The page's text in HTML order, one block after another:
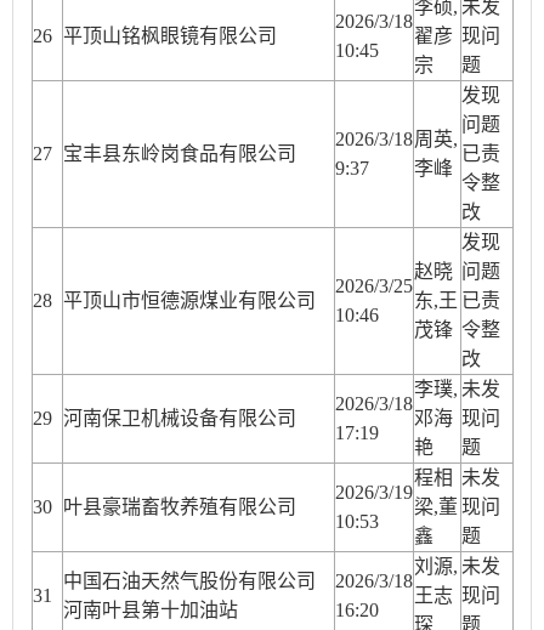
26 平顶山铭枫眼镜有限公司
2026/3/18
10:45
李硕,
翟彦
宗
未发
现问
题
27 宝丰县东岭岗食品有限公司
2026/3/18
9:37
周英,
李峰
发现
问题
已责
令整
改
28 平顶山市恒德源煤业有限公司
2026/3/25
10:46
赵晓
东,王
茂锋
发现
问题
已责
令整
改
29 河南保卫机械设备有限公司
2026/3/18
17:19
李璞,
邓海
艳
未发
现问
题
30 叶县豪瑞畜牧养殖有限公司
2026/3/19
10:53
程相
梁,董
鑫
未发
现问
题
31
中国石油天然气股份有限公司
河南叶县第十加油站
2026/3/18
16:20
刘源,
王志
琛
未发
现问
题